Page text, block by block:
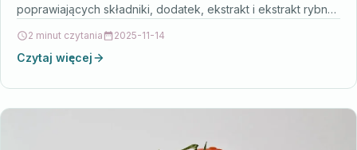
poprawiających składniki, dodatek, ekstrakt i ekstrakt rybny,
2 minut czytania 2025-11-14
Czytaj więcej